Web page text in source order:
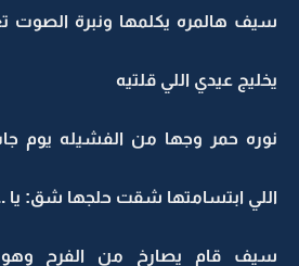
يخليج عيدي اللي قلتيه
نوره حمر وجها من الفشيله يوم
اللي ابتسامتها شقت حلجها شق: يا
سيف قام يصارخ من الفرح